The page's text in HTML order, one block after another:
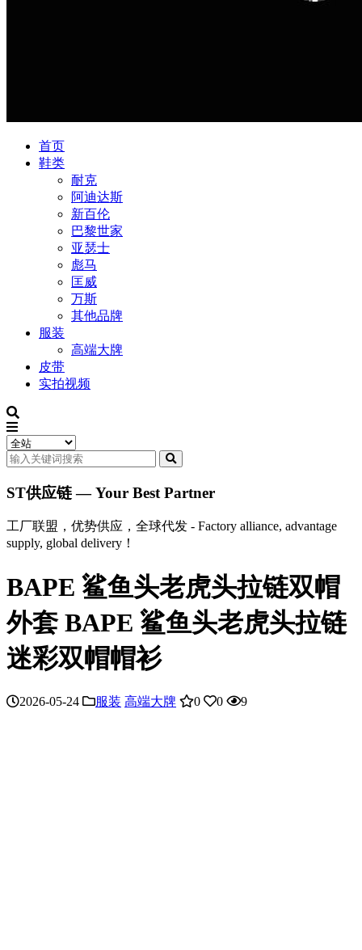
首页
鞋类
耐克
阿迪达斯
新百伦
巴黎世家
亚瑟士
彪马
匡威
万斯
其他品牌
服装
高端大牌
皮带
实拍视频
ST供应链 — Your Best Partner
工厂联盟，优势供应，全球代发 - Factory alliance, advantage
supply, global delivery！
BAPE 鲨鱼头老虎头拉链双帽
外套 BAPE 鲨鱼头老虎头拉链
迷彩双帽帽衫
2026-05-24 服装 高端大牌 0 0 9